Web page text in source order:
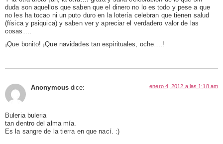
duda son aquellos que saben que el dinero no lo es todo y pese a que
no les ha tocao ni un puto duro en la lotería celebran que tienen salud
(física y psiquica) y saben ver y apreciar el verdadero valor de las
cosas….
¡Que bonito! ¡Que navidades tan espirituales, oche….!
Anonymous dice: enero 4, 2012 a las 1:18 am
Buleria buleria
tan dentro del alma mía.
Es la sangre de la tierra en que nací. :)